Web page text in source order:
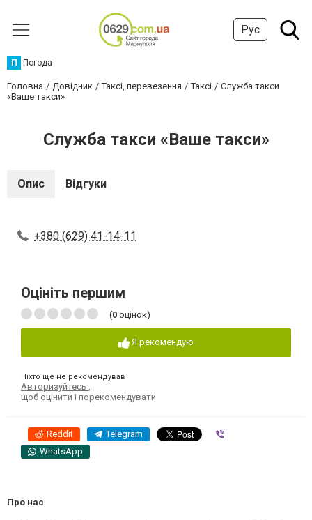
Рус
П Погода
Головна Довідник Таксі, перевезення Таксі
Служба такси
«Ваше такси»
Служба такси «Ваше такси»
Опис Відгуки
+380 (629) 41-14-11
Оцініть першим
(0 оцінок)
Я рекомендую
Ніхто ще не рекомендував
Авторизуйтесь
щоб оцінити і порекомендувати
Reddit Telegram
WhatsApp
Про нас